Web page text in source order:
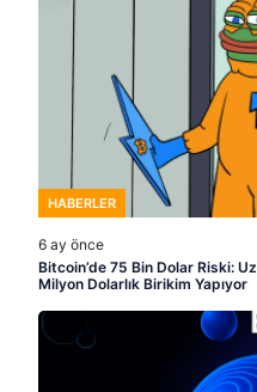
HABERLER
6 ay önce
Bitcoin’de 75 Bin Dolar Riski:
Milyon Dolarlık Birikim Yapıyor